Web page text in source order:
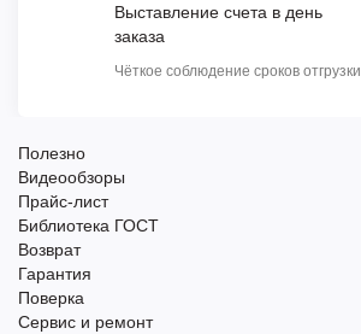
Выставление счета в день
заказа
Чёткое соблюдение сроков отгрузки
Полезно
Видеообзоры
Прайс-лист
Библиотека ГОСТ
Возврат
Гарантия
Поверка
Сервис и ремонт